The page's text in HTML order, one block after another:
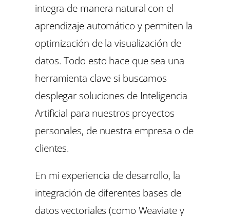
integra de manera natural con el
aprendizaje automático y permiten la
optimización de la visualización de
datos. Todo esto hace que sea una
herramienta clave si buscamos
desplegar soluciones de Inteligencia
Artificial para nuestros proyectos
personales, de nuestra empresa o de
clientes.
En mi experiencia de desarrollo, la
integración de diferentes bases de
datos vectoriales (como Weaviate y